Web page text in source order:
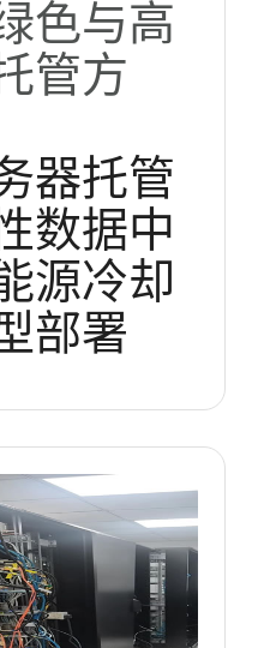
色与高
管方
器托管
数据中
源冷却
部署